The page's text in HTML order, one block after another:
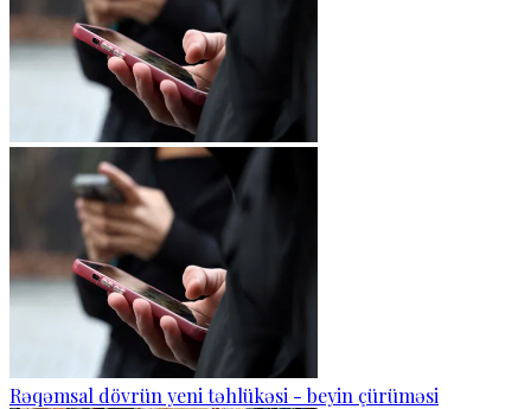
Rəqəmsal dövrün yeni təhlükəsi - beyin çürüməsi